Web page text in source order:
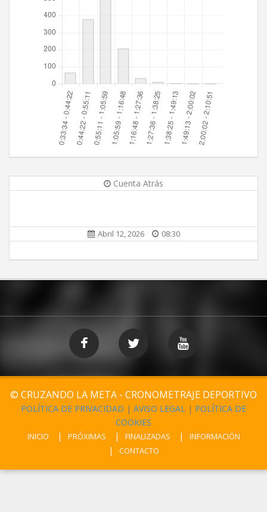
Cuenta Atrás
Abril 12, 2026 08:30
© CRUZANDO LA META - CRONOMETRAJE DEPORTIVO
POLÍTICA DE PRIVACIDAD | AVISO LEGAL | POLÍTICA DE
COOKIES
INICIO PRÓXIMAS FINALIZADAS
INFORMACIÓN
CONTACTO